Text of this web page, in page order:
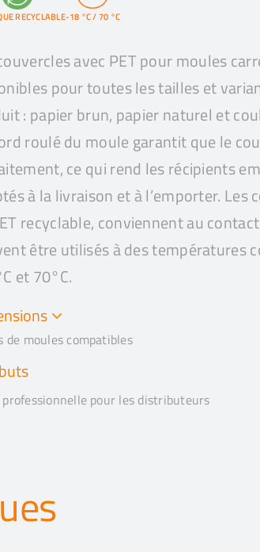
RECYCLABLE-18 °C / 70 °C
avec PET pour moules
pour toutes les tailles et
: papier brun, papier naturel et
roulé du moule garantit que le
ce qui rend les récipients
à la livraison et à l’emporter. Les
recyclable, conviennent au
être utilisés à des températures
et 70°C.
de moules compatibles
professionnelle pour les distributeurs